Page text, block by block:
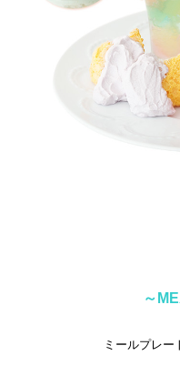
～
ミールプレー